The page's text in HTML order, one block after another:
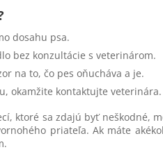
dosahu psa.
bez konzultácie s veterinárom.
na to, čo pes oňucháva a je.
okamžite kontaktujte veterinára.
ktoré sa zdajú byť neškodné,
priateľa. Ak máte